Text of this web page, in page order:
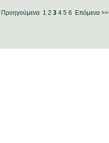
Προηγούμενα 1 2 3 4 5 6 Επόμενα >>